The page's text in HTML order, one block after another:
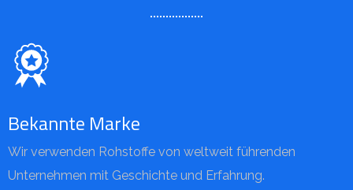
Bekannte Marke
Wir verwenden Rohstoffe von weltweit führenden
Unternehmen mit Geschichte und Erfahrung.